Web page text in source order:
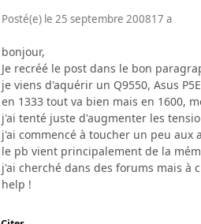
Posté(e) le 25 septembre 200817 a
bonjour,
Je recréé le post dans le bon
je viens d'aquérir un Q9550, Asus
en 1333 tout va bien mais en 1600,
j'ai tenté juste d'augmenter les
j'ai commencé à toucher un peu aux
le pb vient principalement de la
j'ai cherché dans des forums mais à
help !